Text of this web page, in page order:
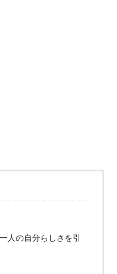
人の自分らしさを引